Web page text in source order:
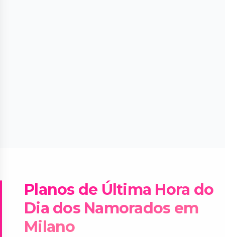
Planos de Última Hora do
Dia dos Namorados em
Milano